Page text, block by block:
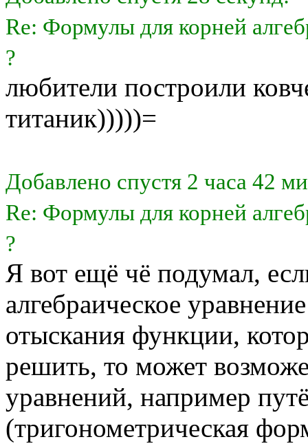
Re: Формулы для корней
?
любители построили
титаник)))))=
Добавлено спустя 2 часа 42
Re: Формулы для корней
?
Я вот ещё чё подумал,
алгебраическое
отыскания функции,
решить, то может
уравнений, например
(тригонометрическая